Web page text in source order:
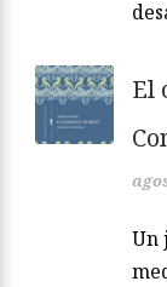
El
Un